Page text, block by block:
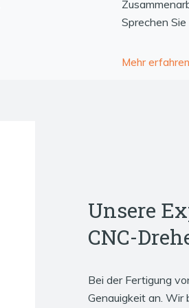
Sprechen Sie
Mehr
Unsere
CNC-
Bei der Fertigung
Genauigkeit an. Wir